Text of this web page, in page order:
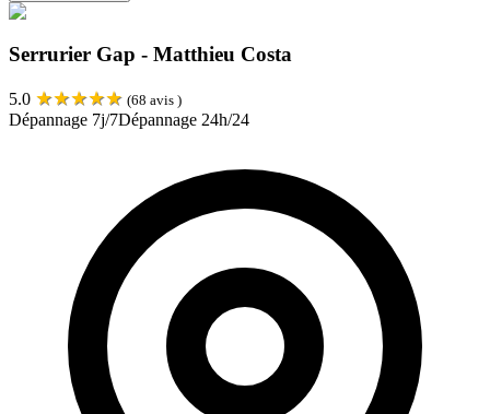
Serrurier Gap - Matthieu Costa
5.0 ★★★★★ (68 avis )
Dépannage 7j/7Dépannage 24h/24